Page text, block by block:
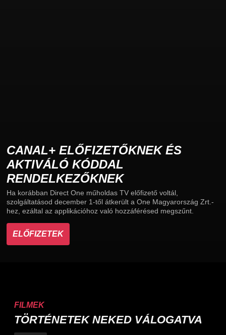
CANAL+ ELŐFIZETŐKNEK ÉS
AKTIVÁLÓ KÓDDAL
RENDELKEZŐKNEK
Ha korábban Direct One műholdas TV előfizető voltál,
szolgáltatásod december 1-től átkerült a One Magyarország Zrt.-
hez, ezáltal az applikációhoz való hozzáférésed megszűnt.
ELŐFIZETEK
FILMEK
TÖRTÉNETEK NEKED VÁLOGATVA